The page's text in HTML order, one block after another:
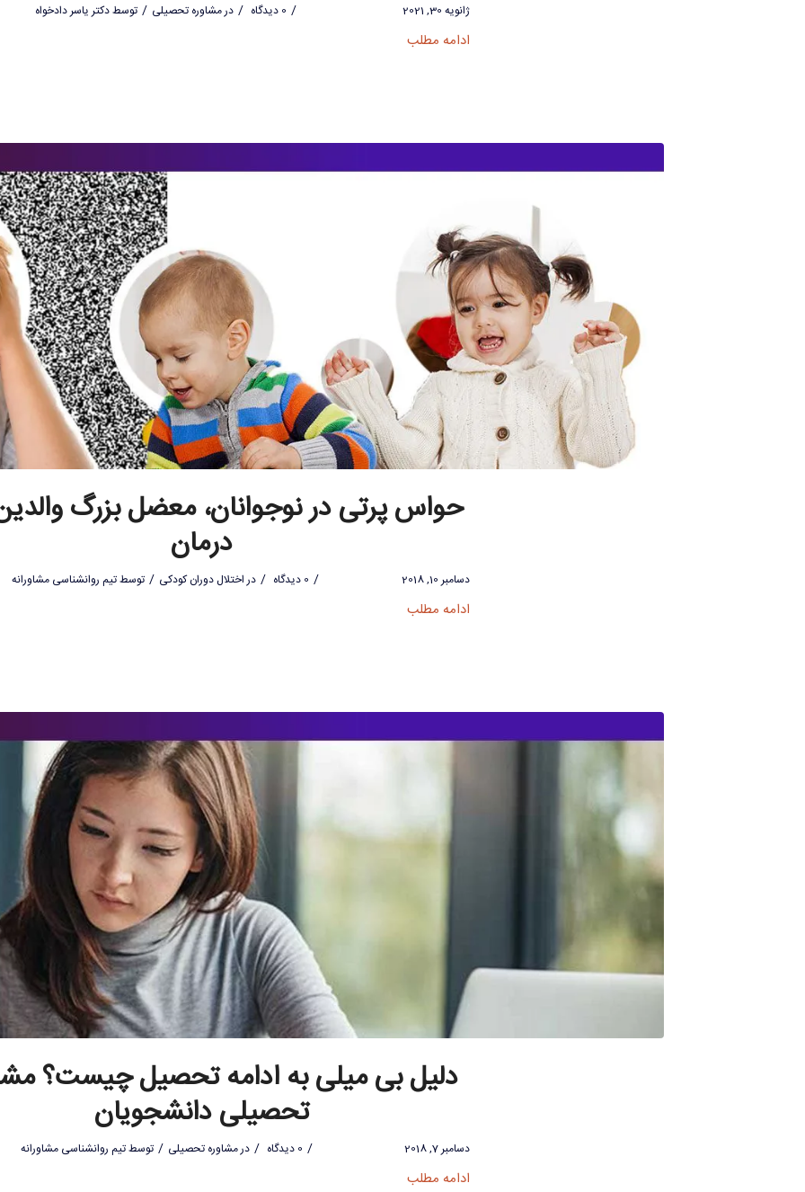
ژانویه 30, 2021 / 0 دیدگاه / درمشاوره تحصیلی / توسطدکتر یاسر دادخواه
ادامه مطلب
حواس پرتی در نوجوانان، معضل بزرگ
درمان
دسامبر 10, 2018 / 0 دیدگاه / دراختلال دوران کودکی / توسطتیم روانشناسی مشاورانه
ادامه مطلب
دلیل بی میلی به ادامه تحصیل چیست؟
تحصیلی دانشجویان
دسامبر 7, 2018 / 0 دیدگاه / درمشاوره تحصیلی / توسطتیم روانشناسی مشاورانه
ادامه مطلب